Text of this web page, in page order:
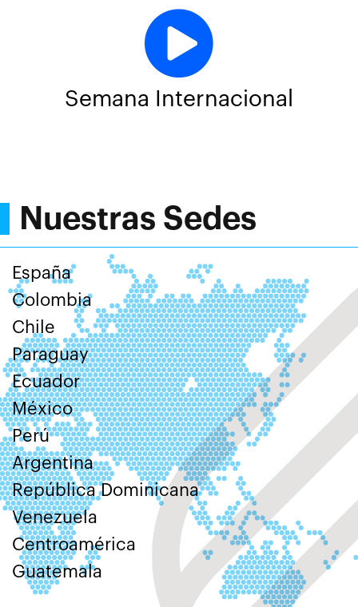
Semana Internacional
Nuestras Sedes
España
Colombia
Chile
Paraguay
Ecuador
México
Perú
Argentina
República Dominicana
Venezuela
Centroamérica
Guatemala